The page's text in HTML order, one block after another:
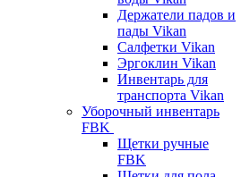
Держатели падов и
пады Vikan
Салфетки Vikan
Эргоклин Vikan
Инвентарь для
транспорта Vikan
Уборочный инвентарь
FBK
Щетки ручные
FBK